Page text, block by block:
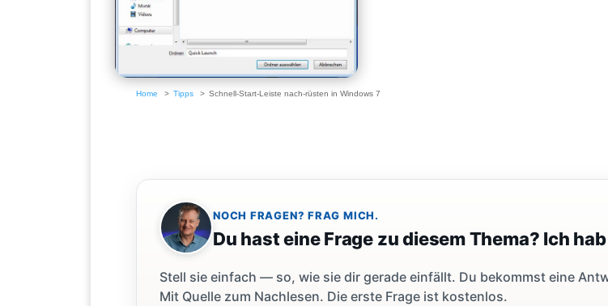
Home Tipps Schnell-Start-Leiste nach-rüsten in Windows 7
NOCH FRAGEN? FRAG MICH.
Du hast eine Frage zu diesem Thema? Ich
Stell sie einfach — so, wie sie dir gerade einfällt. Du bekommst eine
Mit Quelle zum Nachlesen. Die erste Frage ist kostenlos.